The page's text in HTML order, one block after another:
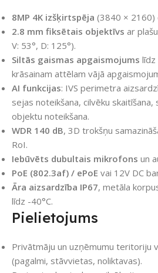
8MP 4K izšķirtspēja (3840 × 2160)
2.8 mm fiksētais objektīvs ar
V: 53°, D: 125°).
Siltās gaismas apgaismojums līdz
krāsainam attēlam vājā
AI funkcijas: IVS perimetra
sejas noteikšana, cilvēku
objektu noteikšana.
WDR 140 dB, 3D trokšņu
RoI.
Iebūvēts dubultais mikrofons un
PoE (802.3af) / ePoE vai 12V DC
Āra aizsardzība IP67, metāla
līdz -40°C.
Pielietojums
Privātmāju un uzņēmumu teritoriju
(pagalmi, stāvvietas, noliktavas).